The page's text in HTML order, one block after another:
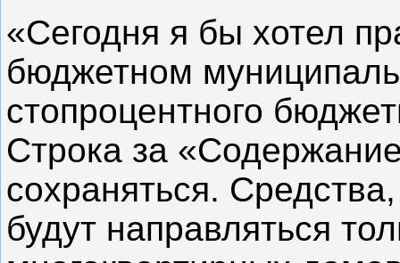
«Сегодня я бы хотел
бюджетном
стопроцентного
Строка за
сохраняться.
будут направляться